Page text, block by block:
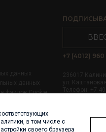
данных
данных
файлов Cookie
+7 (4012)
236017
ул.
Телефон: +7
в том числе с
своего браузера